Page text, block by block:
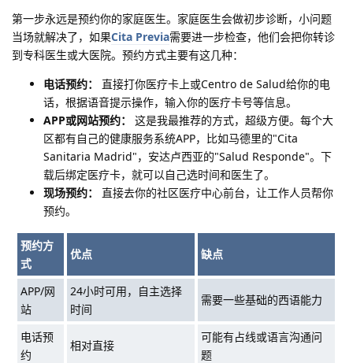
第一步永远是预约你的家庭医生。家庭医生会做初步诊断，小问题
当场就解决了，如果Cita Previa需要进一步检查，他们会把你转诊
到专科医生或大医院。预约方式主要有这几种：
电话预约：
直接打你医疗卡上或Centro de Salud给你的电
话，根据语音提示操作，输入你的医疗卡号等信息。
APP或网站预约：
这是我最推荐的方式，超级方便。每个大
区都有自己的健康服务系统APP，比如马德里的"Cita
Sanitaria Madrid"，安达卢西亚的"Salud Responde"。下
载后绑定医疗卡，就可以自己选时间和医生了。
现场预约：
直接去你的社区医疗中心前台，让工作人员帮你
预约。
预约方
式
优点 缺点
APP/网
站
24小时可用，自主选择
时间
需要一些基础的西语能力
电话预
约
相对直接
可能有占线或语言沟通问
题